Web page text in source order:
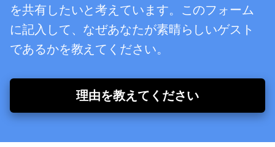
を共有したいと考えています。このフォーム
に記入して、なぜあなたが素晴らしいゲスト
であるかを教えてください。
理由を教えてください